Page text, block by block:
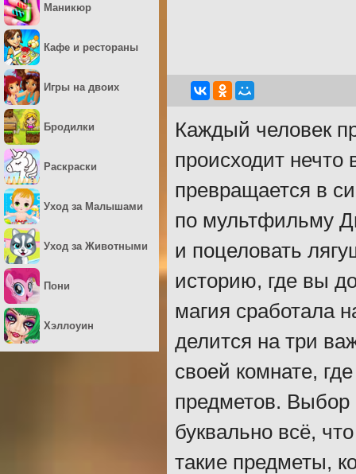
Каждый человек
происходит нечто
превращается в
по мультфильму
и поцеловать
историю, где вы
магия сработала
делится на три
своей комнате,
предметов.
буквально всё,
такие предметы,
Маникюр
Кафе и рестораны
Игры на двоих
Бродилки
Раскраски
Уход за Малышами
Уход за Животными
Пони
Хэллоуин